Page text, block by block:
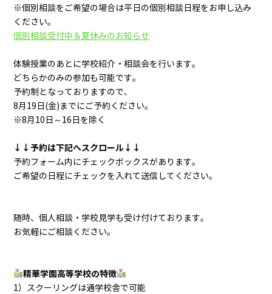
※個別相談をご希望の場合は平日の個別相談日程をお申し込み
ください。
個別相談受付中＆夏休みのお知らせ
体験授業のあとに学校紹介・相談会を行います。
どちらかのみの参加も可能です。
予約制となっておりますので、
8月19日(金)までにご予約ください。
※8月10日～16日を除く
↓↓予約は下記へスクロール↓↓
予約フォーム内にチェックボックスがあります。
ご希望の日程にチェックを入れて送信してください。
随時、個人相談・学校見学も受け付けております。
お気軽にご相談ください。
精華学園高等学校の特徴
1）スクーリングは通学校舎で可能